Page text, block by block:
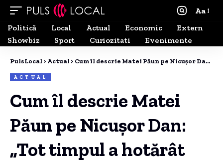
Aa
Politică
Local Actual Economic
Extern
Showbiz
Sport Curiozitati Evenimente
PulsLocal > Actual > Cum îl descrie Matei Păun pe Nicușor Dan: „Tot timpul a hotărât conform analizelor sale”. Ce spune despre averea președintelui
ACTUAL
Cum îl descrie Matei
Păun pe Nicușor Dan:
„Tot timpul a hotărât